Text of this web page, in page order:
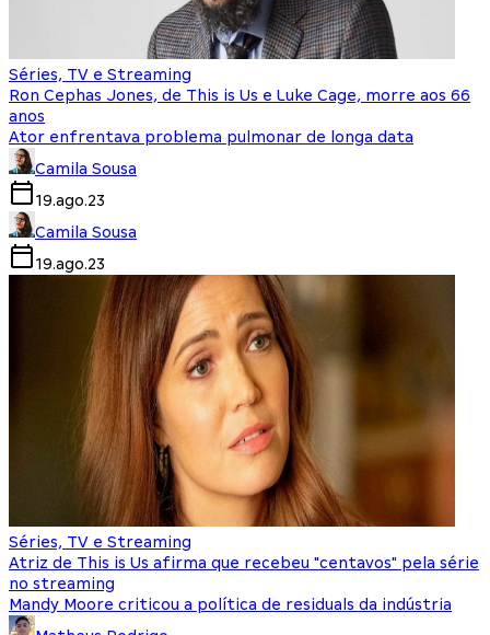
Séries, TV e Streaming
Ron Cephas Jones, de This is Us e Luke Cage, morre aos 66
anos
Ator enfrentava problema pulmonar de longa data
Camila Sousa
19.ago.23
Camila Sousa
19.ago.23
Séries, TV e Streaming
Atriz de This is Us afirma que recebeu "centavos" pela série
no streaming
Mandy Moore criticou a política de residuals da indústria